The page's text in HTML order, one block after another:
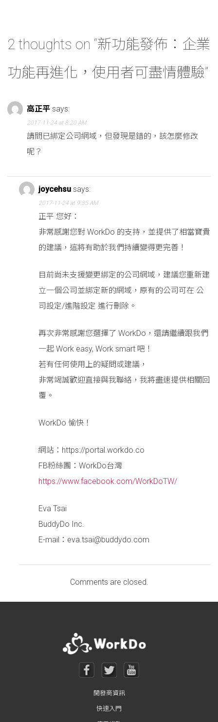
2 thoughts on “新功能發佈：企業
功能再進化，使用者可盡情體驗”
高正平 says:
2017-11-24 at 8:20 AM
請問已綁定公司網域，但發現是錯的，該怎麼修改
呢？
joycehsu says:
2017-11-24 at 9:35 AM
正平 您好：
非常感謝您對 WorkDo 的支持，並提供了相當寶貴
的建議，這將有助於我們持續變得更完善！
目前尚未支援變更綁定的公司網域，建議您重新建
立一個公司並綁定新的網域，原有的公司可在 公
司設定/進階設定 進行刪除。
再次非常感謝您選擇了 WorkDo，還請繼續跟我們
一起 Work easy, Work smart 吧！
若有任何使用上的疑問或建議，
非常竭誠歡迎直接與我聯絡，我將盡速提供相關回
覆。
WorkDo 愉快！
網站：https://portal.workdo.co
FB粉絲團：WorkDo台灣
https://www.facebook.com/WorkDoTW/
Eva Tsai
BuddyDo Inc.
E-mail：eva.tsai@buddydo.com
Comments are closed.
開發商資訊
快速入門